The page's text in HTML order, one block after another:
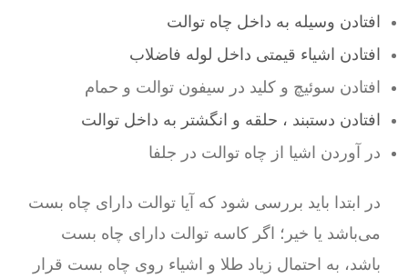
افتادن وسیله به داخل چاه توالت
افتادن اشیاء قیمتی داخل لوله فاضلاب
افتادن سوئیچ و کلید در سیفون توالت و حمام
افتادن دستبند ، حلقه و انگشتر به داخل توالت
در آوردن اشیا از چاه توالت در جلفا
در ابتدا باید بررسی شود که آیا توالت دارای چاه بست
می‌باشد یا خیر؛ اگر کاسه توالت دارای چاه بست
باشد، به احتمال زیاد طلا و اشیاء روی چاه بست قرار